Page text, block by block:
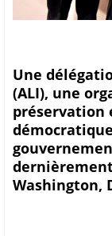
Une
(ALI), une
préservation
Washington,